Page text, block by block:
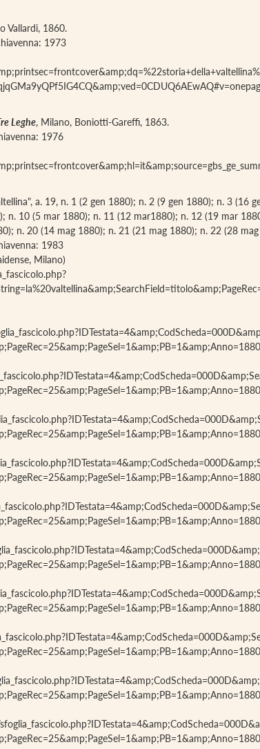
Vallardi, 1860.
1973
Leghe, Milano, Boniotti-Gareffi, 1863.
1976
a. 19, n. 1 (2 gen 1880); n. 2 (9 gen 1880); n. 3
10 (5 mar 1880); n. 11 (12 mar1880); n. 12 (19 mar
n. 20 (14 mag 1880); n. 21 (21 mag 1880); n. 22 (28
1983
Milano)